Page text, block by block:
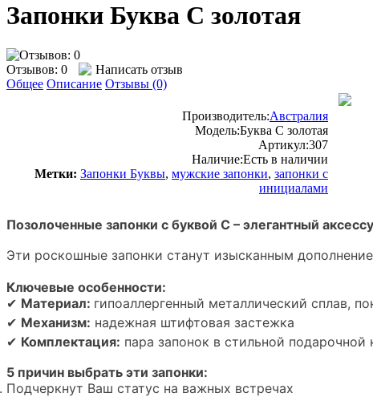
Запонки Буква С золотая
Отзывов: 0
Написать отзыв
Общее Описание Отзывы (0)
Производитель:Австралия
Модель:Буква С золотая
Артикул:307
Наличие:Есть в наличии
Метки: Запонки Буквы, мужские запонки, запонки с
инициалами
Позолоченные запонки с буквой С – элегантный
Эти роскошные запонки станут изысканным
Ключевые особенности:
✔ Материал: гипоаллергенный металлический сплав,
✔ Механизм: надежная штифтовая застежка
✔ Комплектация: пара запонок в стильной подарочной
5 причин выбрать эти запонки:
Подчеркнут Ваш статус на важных встречах